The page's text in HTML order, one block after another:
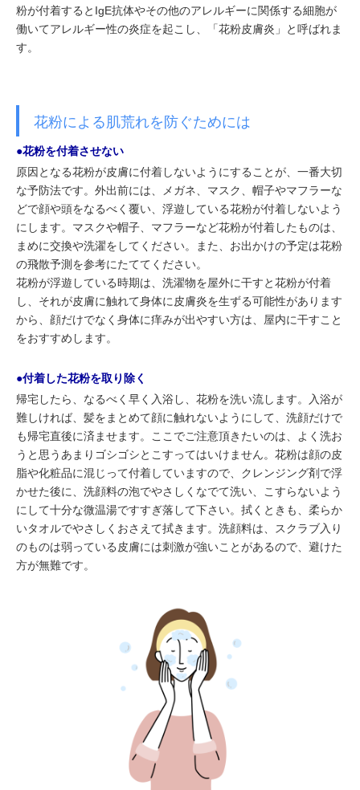
粉が付着するとIgE抗体やその他のアレルギーに関係する細胞が
働いてアレルギー性の炎症を起こし、「花粉皮膚炎」と呼ばれま
す。
花粉による肌荒れを防ぐためには
●花粉を付着させない
原因となる花粉が皮膚に付着しないようにすることが、一番大切
な予防法です。外出前には、メガネ、マスク、帽子やマフラーな
どで顔や頭をなるべく覆い、浮遊している花粉が付着しないよう
にします。マスクや帽子、マフラーなど花粉が付着したものは、
まめに交換や洗濯をしてください。また、お出かけの予定は花粉
の飛散予測を参考にたててください。
花粉が浮遊している時期は、洗濯物を屋外に干すと花粉が付着
し、それが皮膚に触れて身体に皮膚炎を生ずる可能性があります
から、顔だけでなく身体に痒みが出やすい方は、屋内に干すこと
をおすすめします。
●付着した花粉を取り除く
帰宅したら、なるべく早く入浴し、花粉を洗い流します。入浴が
難しければ、髪をまとめて顔に触れないようにして、洗顔だけで
も帰宅直後に済ませます。ここでご注意頂きたいのは、よく洗お
うと思うあまりゴシゴシとこすってはいけません。花粉は顔の皮
脂や化粧品に混じって付着していますので、クレンジング剤で浮
かせた後に、洗顔料の泡でやさしくなでて洗い、こすらないよう
にして十分な微温湯ですすぎ落して下さい。拭くときも、柔らか
いタオルでやさしくおさえて拭きます。洗顔料は、スクラブ入り
のものは弱っている皮膚には刺激が強いことがあるので、避けた
方が無難です。